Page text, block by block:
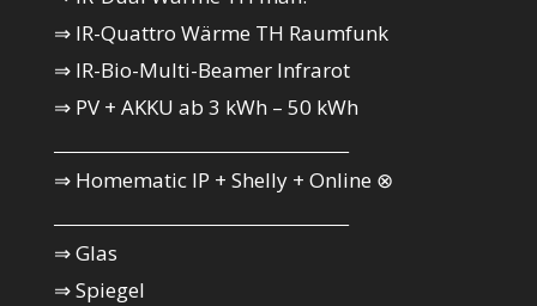
⇒ IR-Quattro Wärme TH Raumfunk
⇒ IR-Bio-Multi-Beamer Infrarot
⇒ PV + AKKU ab 3 kWh – 50 kWh
⇒ Homematic IP + Shelly + Online ⊗
⇒ Glas
⇒ Spiegel